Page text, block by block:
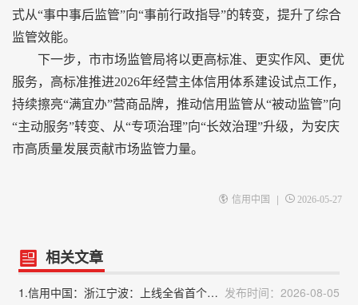
式从“事中事后监管”向“事前行政指导”的转变，提升了综合
监管效能。
下一步，市市场监管局将以更高标准、更实作风、更优
服务，高标准推进2026年经营主体信用体系建设试点工作，
持续擦亮“满宜办”营商品牌，推动信用监管从“被动监管”向
“主动服务”转变、从“专项治理”向“长效治理”升级，为安庆
市高质量发展贡献市场监管力量。
信用中国 | 2026-05-27
相关文章
1.信用中国：浙江宁波：上线全省首个出口信用险统保平台 发布时间：2026-08-05